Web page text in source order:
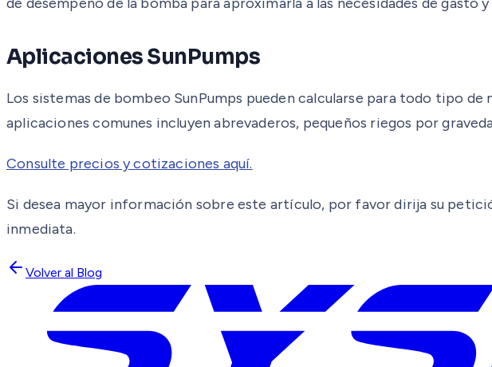
Aplicaciones SunPumps
Los sistemas de bombeo SunPumps pueden calcularse para todo tipo de
aplicaciones comunes incluyen abrevaderos, pequeños riegos por
Consulte precios y cotizaciones aquí.
Si desea mayor información sobre este artículo, por favor dirija su
inmediata.
Volver al Blog